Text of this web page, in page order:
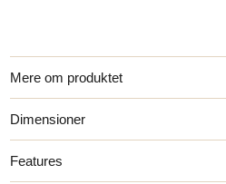
Mere om produktet
Dimensioner
Features